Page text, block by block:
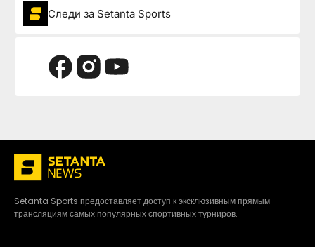
Следи за Setanta Sports
Setanta Sports предоставляет доступ к эксклюзивным прямым
трансляциям самых популярных спортивных турниров.